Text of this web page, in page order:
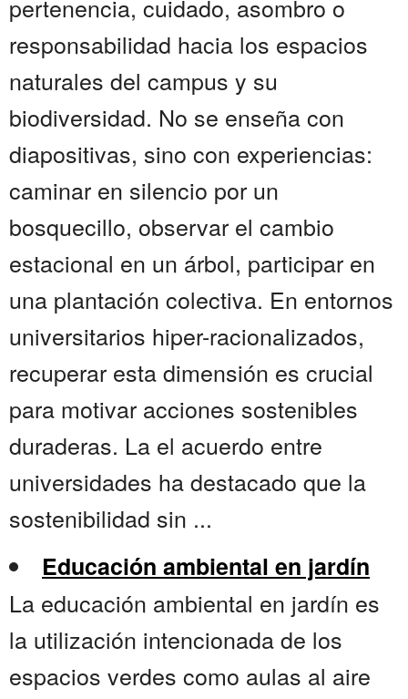
pertenencia, cuidado, asombro o
responsabilidad hacia los espacios
naturales del campus y su
biodiversidad. No se enseña con
diapositivas, sino con experiencias:
caminar en silencio por un
bosquecillo, observar el cambio
estacional en un árbol, participar en
una plantación colectiva. En entornos
universitarios hiper-racionalizados,
recuperar esta dimensión es crucial
para motivar acciones sostenibles
duraderas. La el acuerdo entre
universidades ha destacado que la
sostenibilidad sin ...
Educación ambiental en jardín
La educación ambiental en jardín es
la utilización intencionada de los
espacios verdes como aulas al aire